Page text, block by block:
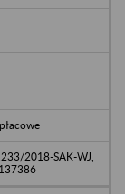
2018-SAK-WJ,